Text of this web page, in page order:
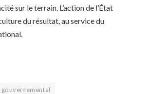
sur le terrain. L’action de l’État
du résultat, au service du